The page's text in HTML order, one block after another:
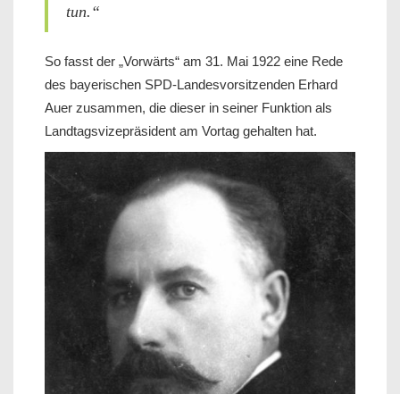
tun.“
So fasst der „Vorwärts“ am 31. Mai 1922 eine Rede
des bayerischen SPD-Landesvorsitzenden Erhard
Auer zusammen, die dieser in seiner Funktion als
Landtagsvizepräsident am Vortag gehalten hat.